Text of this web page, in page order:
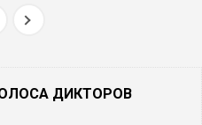
ДИКТОРОВ